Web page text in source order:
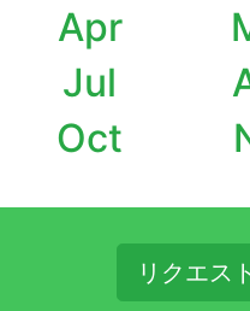
Apr
Jul
Oct
リクエス